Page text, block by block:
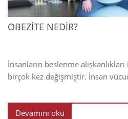
OBEZİTE NEDİR?
İnsanların beslenme
birçok kez değişmiştir. İnsan
Devamını oku